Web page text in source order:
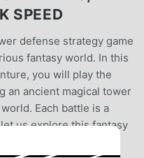
SPEED
defense strategy game
fantasy world. In this
you will play the
an ancient magical tower
Each battle is a
us explore this fantasy
gameplay:🎮